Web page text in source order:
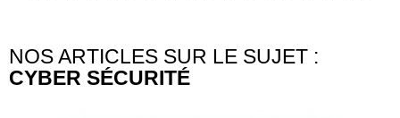
NOS ARTICLES SUR LE SUJET :
CYBER SÉCURITÉ